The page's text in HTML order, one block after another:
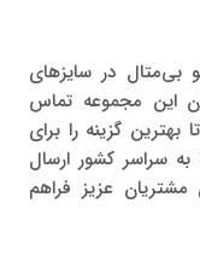
بی‌متال در سایزهای
این مجموعه تماس
بهترین گزینه را برای
سراسر کشور ارسال
عزیز فراهم